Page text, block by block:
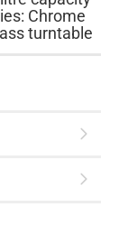
Chrome
turntable